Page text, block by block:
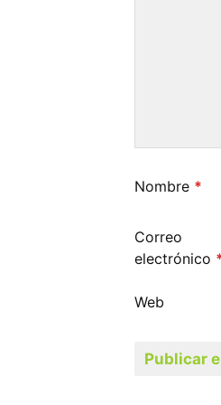
Nombre *
Correo
electrónico
Web